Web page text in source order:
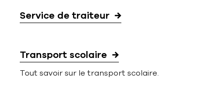
Service de traiteur
Transport scolaire
Tout savoir sur le transport scolaire.